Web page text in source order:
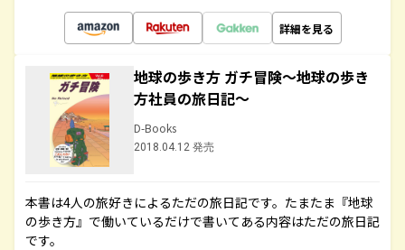
詳細を見る
地球の歩き方 ガチ冒険～地球の歩き
方社員の旅日記～
D-Books
2018.04.12 発売
本書は4人の旅好きによるただの旅日記です。たまたま『地球
の歩き方』で働いているだけで書いてある内容はただの旅日記
です。